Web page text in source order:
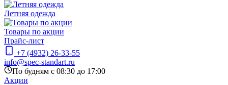
Летняя одежда
Товары по акции
Прайс-лист
+7 (4932) 26-33-55
info@spec-standart.ru
По будням с 08:30 до 17:00
Акции